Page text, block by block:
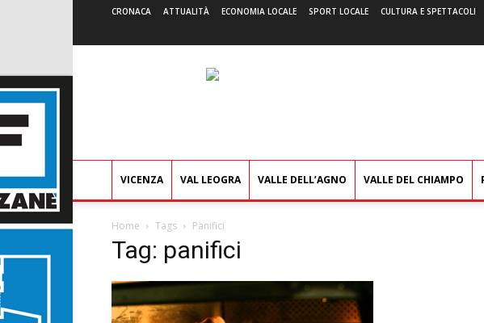
CRONACA ATTUALITÀ ECONOMIA LOCALE SPORT LOCALE CULTURA E SPETTACOLI
VICENZA VAL LEOGRA VALLE DELL’AGNO VALLE DEL CHIAMPO
Home Tags Panifici
Tag: panifici